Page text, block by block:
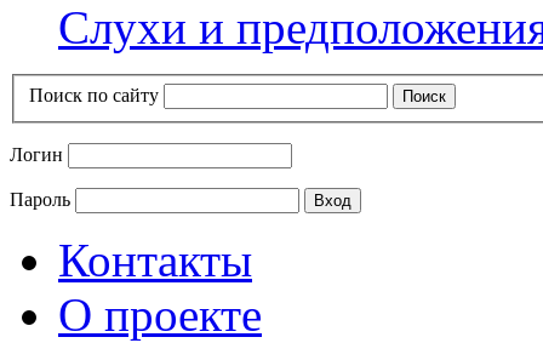
Слухи и
Поиск по сайту
Логин
Пароль
Контакты
О проекте